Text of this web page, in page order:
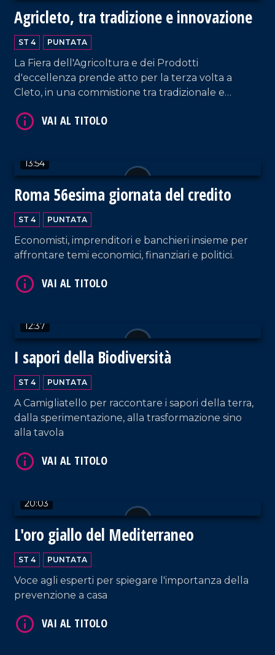
Agricleto, tra tradizione e innovazione
ST 4 PUNTATA
La Fiera dell'Agricoltura e dei Prodotti
d'eccellenza prende atto per la terza volta a
Cleto, in una commistione tra tradizionale e
13:54
Roma 56esima giornata del credito
ST 4 PUNTATA
Economisti, imprenditori e banchieri insieme per
affrontare temi economici, finanziari e politici.
12:37
I sapori della Biodiversità
ST 4 PUNTATA
A Camigliatello per raccontare i sapori della terra,
dalla sperimentazione, alla trasformazione sino
alla tavola
20:03
L'oro giallo del Mediterraneo
ST 4 PUNTATA
Voce agli esperti per spiegare l'importanza della
prevenzione a casa
VAI AL TITOLO
VAI AL TITOLO
VAI AL TITOLO
VAI AL TITOLO